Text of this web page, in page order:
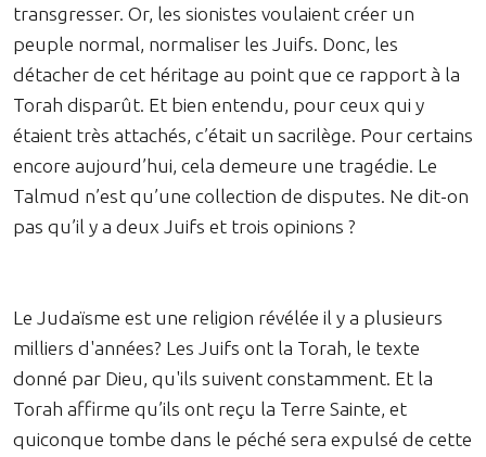
transgresser. Or, les sionistes voulaient créer un
peuple normal, normaliser les Juifs. Donc, les
détacher de cet héritage au point que ce rapport à la
Torah disparût. Et bien entendu, pour ceux qui y
étaient très attachés, c’était un sacrilège. Pour certains
encore aujourd’hui, cela demeure une tragédie. Le
Talmud n’est qu’une collection de disputes. Ne dit-on
pas qu’il y a deux Juifs et trois opinions ?
Le Judaïsme est une religion révélée il y a plusieurs
milliers d'années? Les Juifs ont la Torah, le texte
donné par Dieu, qu'ils suivent constamment. Et la
Torah affirme qu’ils ont reçu la Terre Sainte, et
quiconque tombe dans le péché sera expulsé de cette